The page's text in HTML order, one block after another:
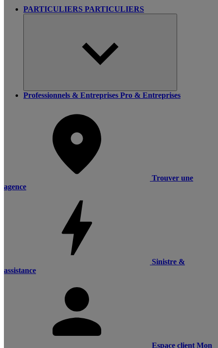
PARTICULIERS PARTICULIERS
Professionnels & Entreprises Pro & Entreprises
Trouver une
agence
Sinistre &
assistance
Espace client Mon